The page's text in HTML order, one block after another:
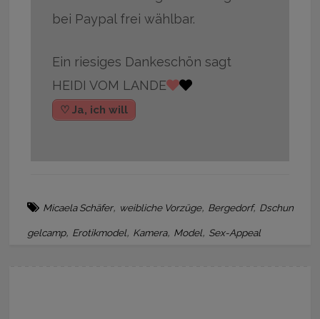
bei Paypal frei wählbar.
Ein riesiges Dankeschön sagt
HEIDI VOM LANDE
♡ Ja, ich will
Micaela Schäfer, weibliche Vorzüge, Bergedorf, Dschun
gelcamp, Erotikmodel, Kamera, Model, Sex-Appeal